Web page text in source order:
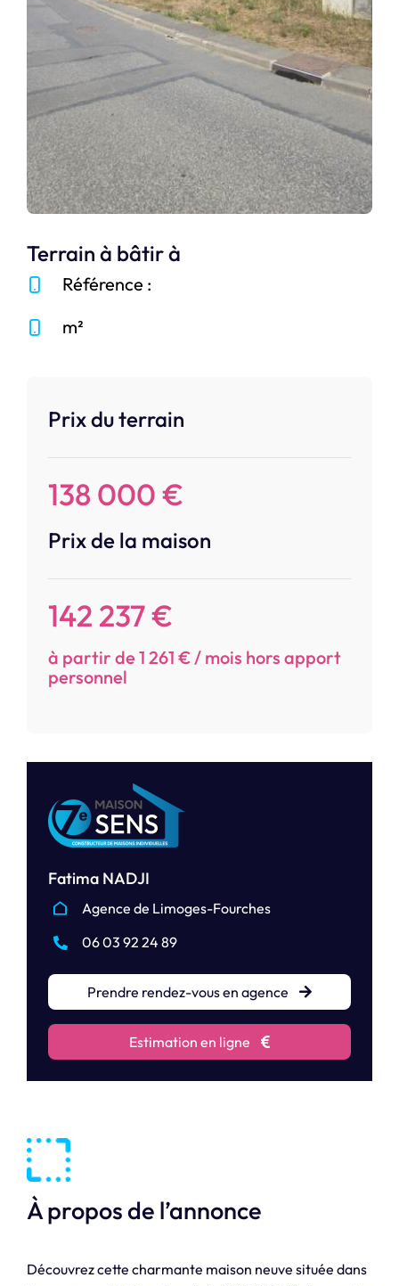
Prix du terrain
138 000 €
Prix de la maison
142 237 €
à partir de 1 261 € / mois hors apport
personnel
Fatima NADJI
Agence de Limoges-Fourches
06 03 92 24 89
Prendre rendez-vous en agence
Estimation en ligne
Terrain à bâtir à
Référence :
m²
À propos de l’annonce
Découvrez cette charmante maison neuve située dans